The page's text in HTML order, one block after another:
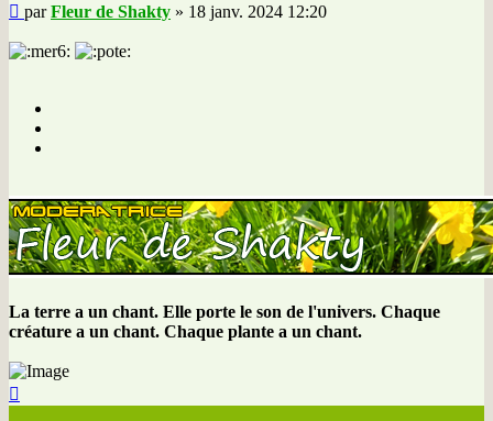
Message
parFleur de Shakty » 18 janv. 2024 12:20
La terre a un chant. Elle porte le son de l'univers. Chaque
créature a un chant. Chaque plante a un chant.